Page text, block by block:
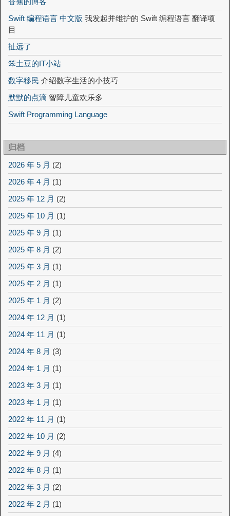
Swift 编程语言 中文版 我发起并维护的 Swift 编程语言 翻译项
目
扯远了
笨土豆的IT小站
数字移民 介绍数字生活的小技巧
默默的点滴 智障儿童欢乐多
Swift Programming Language
归档
2026 年 5 月 (2)
2026 年 4 月 (1)
2025 年 12 月 (2)
2025 年 10 月 (1)
2025 年 9 月 (1)
2025 年 8 月 (2)
2025 年 3 月 (1)
2025 年 2 月 (1)
2025 年 1 月 (2)
2024 年 12 月 (1)
2024 年 11 月 (1)
2024 年 8 月 (3)
2024 年 1 月 (1)
2023 年 3 月 (1)
2023 年 1 月 (1)
2022 年 11 月 (1)
2022 年 10 月 (2)
2022 年 9 月 (4)
2022 年 8 月 (1)
2022 年 3 月 (2)
2022 年 2 月 (1)